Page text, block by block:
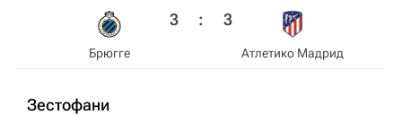
Брюгге
3 : 3
Атлетико Мадрид
Зестофани